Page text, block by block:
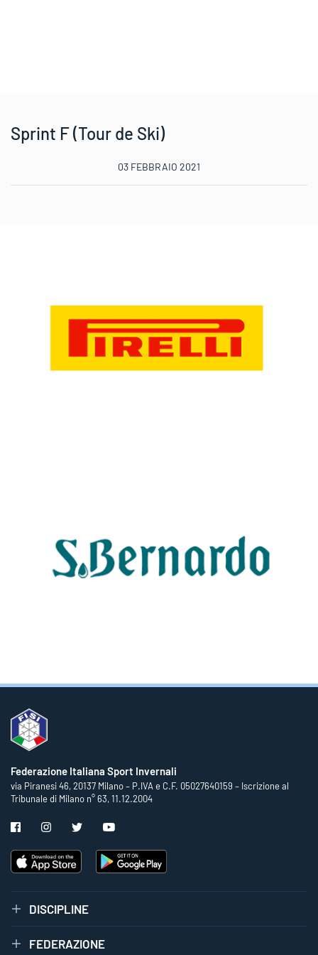
Sprint F (Tour de Ski)
03 FEBBRAIO 2021
Federazione Italiana Sport Invernali
via Piranesi 46, 20137 Milano – P.IVA e C.F. 05027640159 – Iscrizione al
Tribunale di Milano n° 63, 11.12.2004
DISCIPLINE
FEDERAZIONE